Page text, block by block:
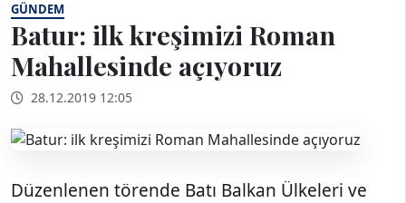
GÜNDEM
Batur: ilk kreşimizi Roman
Mahallesinde açıyoruz
28.12.2019 12:05
Düzenlenen törende Batı Balkan Ülkeleri ve